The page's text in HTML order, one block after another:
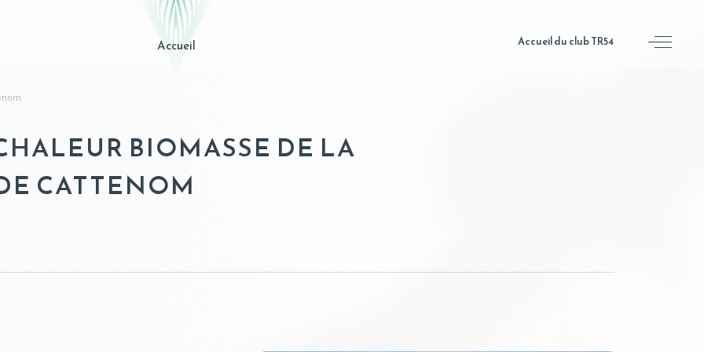
Accueil du club TR54
Accueil
BIOMASSE DE LA
CATTENOM